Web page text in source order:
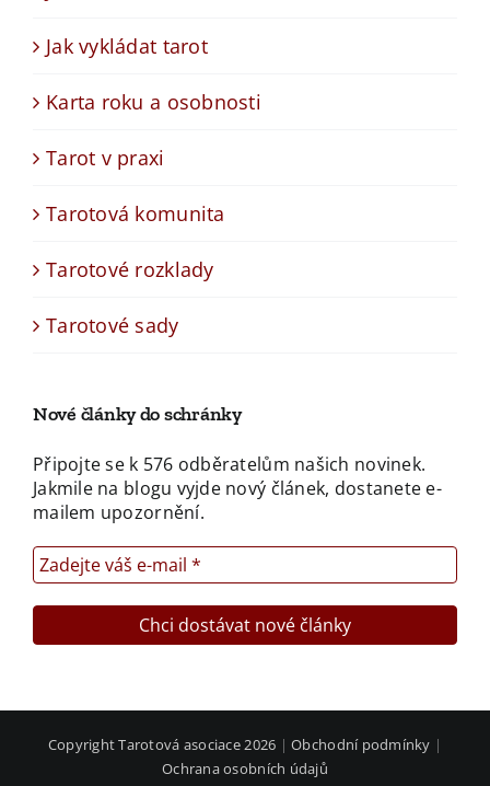
Jak vykládat tarot
Karta roku a osobnosti
Tarot v praxi
Tarotová komunita
Tarotové rozklady
Tarotové sady
Nové články do schránky
Připojte se k 576 odběratelům našich novinek.
Jakmile na blogu vyjde nový článek, dostanete e-
mailem upozornění.
Copyright Tarotová asociace 2026 |Obchodní podmínky |
Ochrana osobních údajů